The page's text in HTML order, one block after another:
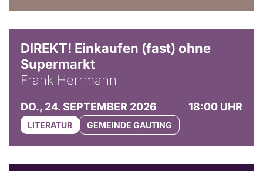
DIREKT! Einkaufen (fast) ohne
Supermarkt
Frank Herrmann
DO., 24. SEPTEMBER 2026 18:00 UHR
LITERATUR GEMEINDE GAUTING